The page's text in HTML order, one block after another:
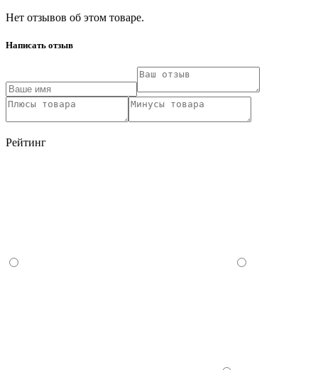
Нет отзывов об этом товаре.
Написать отзыв
Рейтинг